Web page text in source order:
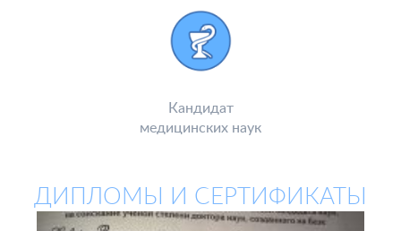
Кандидат
медицинских наук
ДИПЛОМЫ И СЕРТИФИКАТЫ